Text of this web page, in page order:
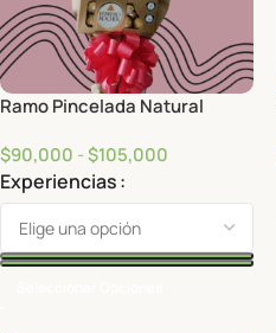
Ramo Pincelada Natural
$90,000 -$105,000
Experiencias